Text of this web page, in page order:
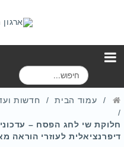
ח
י
עמוד הבית חדשות
חלוקת שי לחג הפסח –
דיפרנציאלית לעוזרי הוראה